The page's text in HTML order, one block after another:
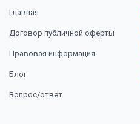
Главная
Договор публичной оферты
Правовая информация
Блог
Вопрос/ответ